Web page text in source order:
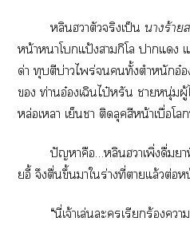
หลินฮาตัวจริงเป็น าร้าย
หน้าาโแป้งากิโล าแ
ด่า ทุบตีบ่าวไพร่ทั้งตำหนักอ๋อ
 ท่านอ๋องเฉินไป๋หรัน าหนุ่มผู้
หล่อเหลา เย็นา ติดลุคสีหน้าเบื่อโ
ปัญหาคือ…หลินฮาเพิ่งดื่ม
ยอี้ จึงตื่นขึ้นาใร่างที่าแล้วต่อ
“นี่เจ้าเล่นะเรียกร้องา